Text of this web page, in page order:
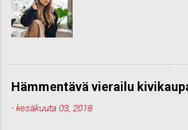
Hämmentävä vierailu
-kesäkuuta 03, 2018